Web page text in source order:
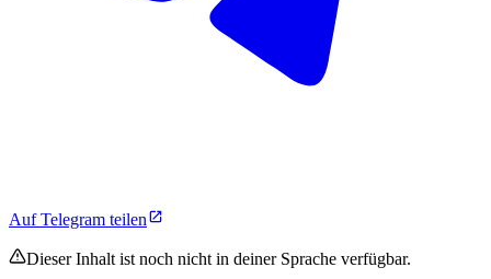
Auf Telegram teilen
Dieser Inhalt ist noch nicht in deiner Sprache verfügbar.